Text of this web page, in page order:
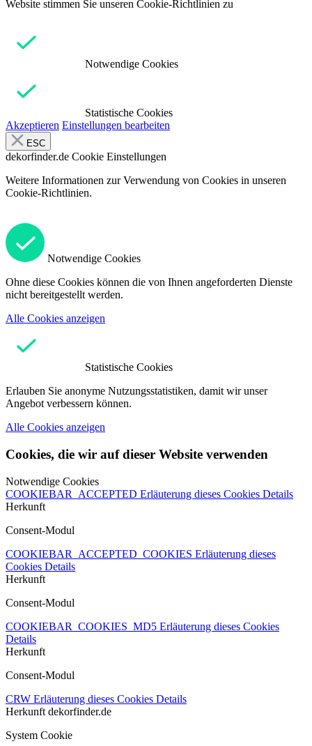
Website stimmen Sie unseren Cookie-Richtlinien zu
Notwendige Cookies
Statistische Cookies
Akzeptieren Einstellungen bearbeiten
ESC
dekorfinder.de Cookie Einstellungen
Weitere Informationen zur Verwendung von Cookies in unseren
Cookie-Richtlinien.
Notwendige Cookies
Ohne diese Cookies können die von Ihnen angeforderten Dienste
nicht bereitgestellt werden.
Alle Cookies anzeigen
Statistische Cookies
Erlauben Sie anonyme Nutzungsstatistiken, damit wir unser
Angebot verbessern können.
Alle Cookies anzeigen
Cookies, die wir auf dieser Website verwenden
Notwendige Cookies
COOKIEBAR_ACCEPTED Erläuterung dieses Cookies Details
Herkunft
Consent-Modul
COOKIEBAR_ACCEPTED_COOKIES Erläuterung dieses
Cookies Details
Herkunft
Consent-Modul
COOKIEBAR_COOKIES_MD5 Erläuterung dieses Cookies
Details
Herkunft
Consent-Modul
CRW Erläuterung dieses Cookies Details
Herkunft dekorfinder.de
System Cookie